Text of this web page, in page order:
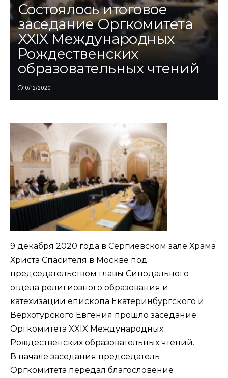
Состоялось итоговое
заседание Оргкомитета
XXIX Международных
Рождественских
образовательных чтений
10/12/2020
9 декабря 2020 года в Сергиевском зале Храма
Христа Спасителя в Москве под
председательством главы Синодального
отдела религиозного образования и
катехизации епископа Екатеринбургского и
Верхотурского Евгения прошло заседание
Оргкомитета XXIX Международных
Рождественских образовательных чтений.
В начале заседания председатель
Оргкомитета передал благословение